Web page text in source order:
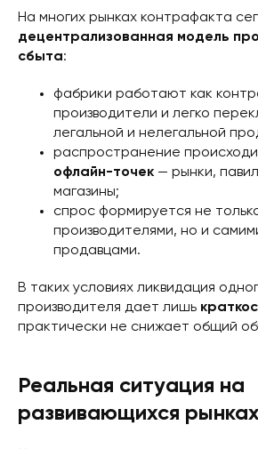
На многих рынках контрафакта
децентрализованная модель
сбыта:
фабрики работают как
производители и легко
легальной и нелегальной
распространение
офлайн-точек — рынки,
магазины;
спрос формируется не
производителями, но и
продавцами.
В таких условиях ликвидация
производителя дает лишь
практически не снижает общий
Реальная ситуация на
развивающихся